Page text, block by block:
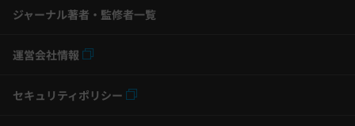
ジャーナル著者・監修者一覧
運営会社情報
セキュリティポリシー